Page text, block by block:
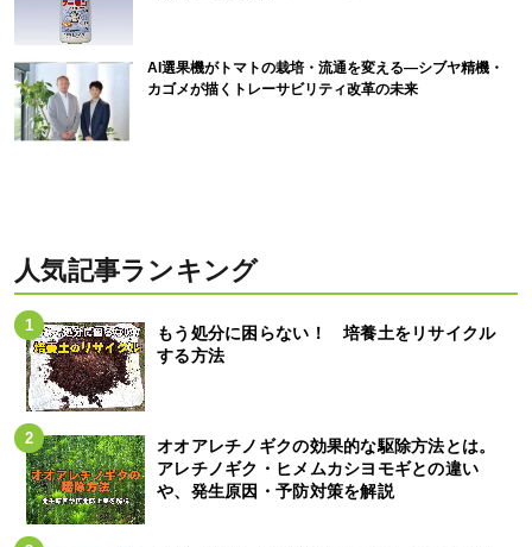
AI選果機がトマトの栽培・流通を変える―シブヤ精機・
カゴメが描くトレーサビリティ改革の未来
人気記事ランキング
もう処分に困らない！ 培養土をリサイクル
する方法
オオアレチノギクの効果的な駆除方法とは。
アレチノギク・ヒメムカシヨモギとの違い
や、発生原因・予防対策を解説